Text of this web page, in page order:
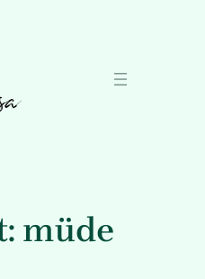
müde